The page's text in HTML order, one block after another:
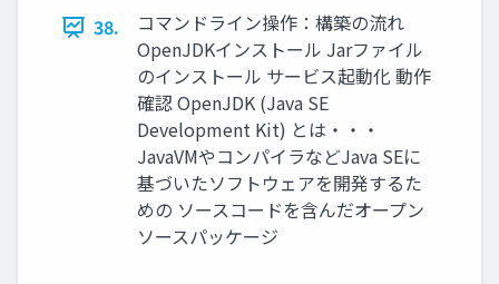
38.
コマンドライン操作：構築の流れ
OpenJDKインストール Jarファイル
のインストール サービス起動化 動作
確認 OpenJDK (Java SE
Development Kit) とは・・・
JavaVMやコンパイラなどJava SEに
基づいたソフトウェアを開発するた
めの ソースコードを含んだオープン
ソースパッケージ